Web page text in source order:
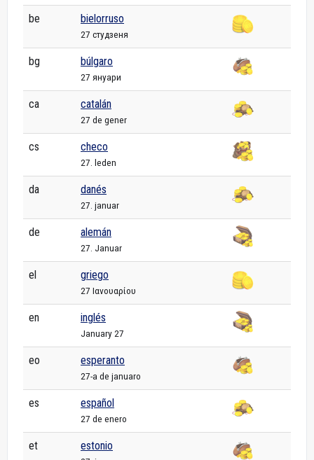
be bielorruso
27 студзеня
bg búlgaro
27 януари
ca catalán
27 de gener
cs checo
27. leden
da danés
27. januar
de alemán
27. Januar
el griego
27 Ιανουαρίου
en inglés
January 27
eo esperanto
27-a de januaro
es español
27 de enero
et estonio